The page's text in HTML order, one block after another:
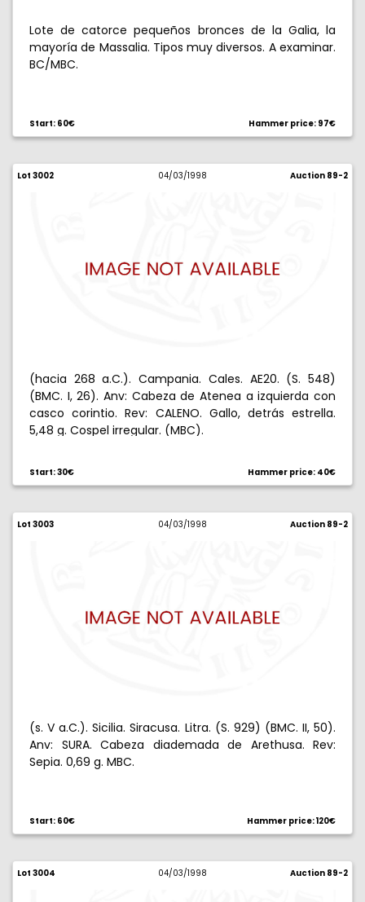
Lote de catorce pequeños bronces de la Galia, la
mayoría de Massalia. Tipos muy diversos. A examinar.
BC/MBC.
Start: 60€ Hammer price: 97€
Lot 3002 04/03/1998 Auction 89-2
(hacia 268 a.C.). Campania. Cales. AE20. (S. 548)
(BMC. I, 26). Anv: Cabeza de Atenea a izquierda con
casco corintio. Rev: CALENO. Gallo, detrás estrella.
5,48 g. Cospel irregular. (MBC).
Start: 30€ Hammer price: 40€
Lot 3003 04/03/1998 Auction 89-2
(s. V a.C.). Sicilia. Siracusa. Litra. (S. 929) (BMC. II, 50).
Anv: SURA. Cabeza diademada de Arethusa. Rev:
Sepia. 0,69 g. MBC.
Start: 60€ Hammer price: 120€
Lot 3004 04/03/1998 Auction 89-2